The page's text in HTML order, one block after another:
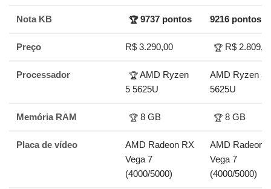
Nota KB 🏆9737 pontos 9216 pontos
Preço R$ 3.290,00 🏆 R$
Processador 🏆 AMD Ryzen
5 5625U
AMD Ryzen 5
5625U
Memória RAM 🏆 8 GB 🏆 8 GB
Placa de vídeo
AMD Radeon RX
Vega 7
(4000/5000)
AMD Radeon
Vega 7
(4000/5000)